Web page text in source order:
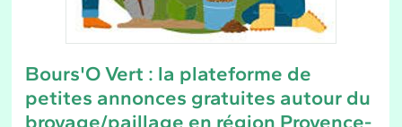
Bours'O Vert : la plateforme de
petites annonces gratuites autour du
broyage/paillage en région Provence-